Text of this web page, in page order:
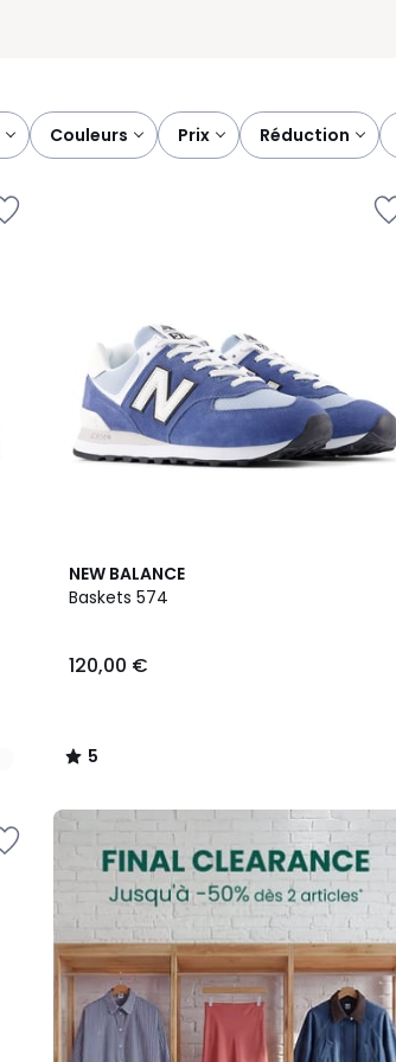
couleurs prix réduction
NEW BALANCE
Baskets 574
120,00 €
5
/
5
/
FINAL
CLEARANCE